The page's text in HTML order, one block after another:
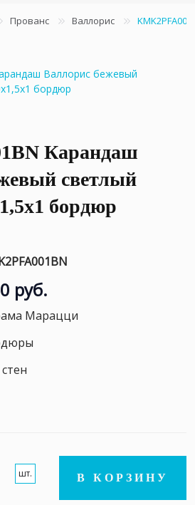
Прованс Валлорис
Карандаш
светлый
бордюр
руб.
Марацци
шт. В КОРЗИНУ